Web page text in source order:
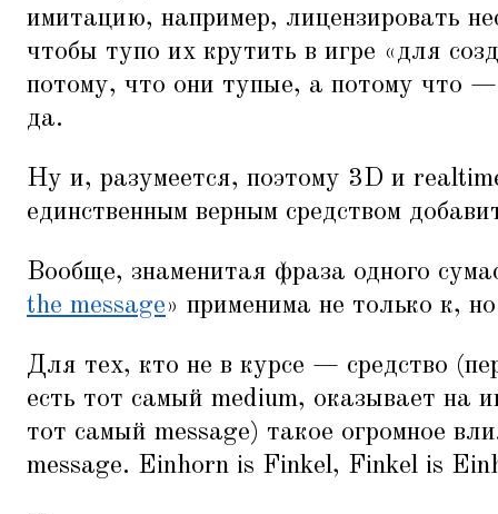
имитацию, например, лицензировать
чтобы тупо их крутить в игре «для
потому, что они тупые, а потому что —
да.
Ну и, разумеется, поэтому 3D и
единственным верным средством
Вообще, знаменитая фраза одного
the message» применима не только к,
Для тех, кто не в курсе — средство
есть тот самый medium, оказывает на
тот самый message) такое огромное
message. Einhorn is Finkel, Finkel is